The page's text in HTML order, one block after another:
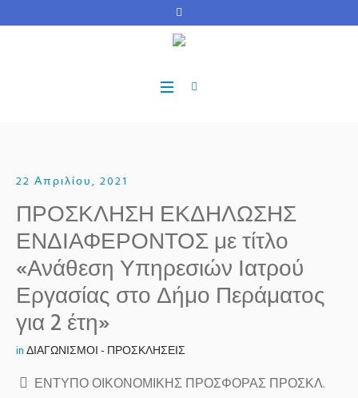
22 Απριλίου, 2021
ΠΡΟΣΚΛΗΣΗ ΕΚΔΗΛΩΣΗΣ
ΕΝΔΙΑΦΕΡΟΝΤΟΣ με τίτλο
«Ανάθεση Υπηρεσιών Ιατρού
Εργασίας στο Δήμο Περάματος
για 2 έτη»
inΔΙΑΓΩΝΙΣΜΟΙ - ΠΡΟΣΚΛΗΣΕΙΣ
ΕΝΤΥΠΟ ΟΙΚΟΝΟΜΙΚΗΣ ΠΡΟΣΦΟΡΑΣΠΡΟΣΚΛ.